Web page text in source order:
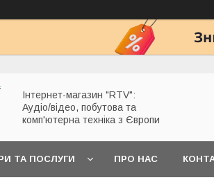
Інтернет-магазин "RTV":
Аудіо/відео, побутова та
комп'ютерна техніка з Європи
ТА ПОСЛУГИ ПРО НАС